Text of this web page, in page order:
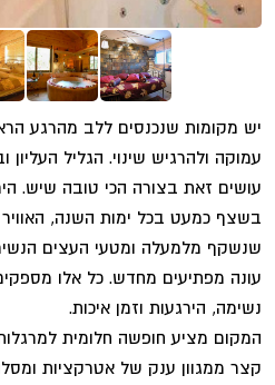
יש מקומות שנכנסים ללב מהרגע
עמוקה ולהרגיש שינוי. הגליל
עושים זאת בצורה הכי טובה שיש.
בשצף כמעט בכל ימות השנה,
שנשקף מלמעלה ומטעי העצים
עונה מפתיעים מחדש. כל אלו
נשימה, הירגעות וזמן איכות.
המקום מציע חופשה חלומית
קצר ממגוון ענק של אטרקציות